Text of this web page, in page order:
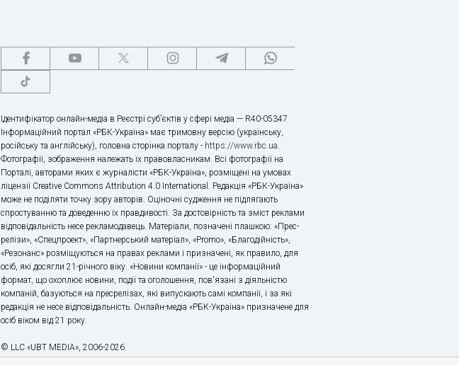
Ідентифікатор онлайн-медіа в Реєстрі суб’єктів у сфері медіа — R40-05347
Інформаційний портал «РБК-Україна» має тримовну версію (українську,
російську та англійську), головна сторінка порталу - https://www.rbc.ua.
Фотографії, зображення належать їх правовласникам. Всі фотографії на
Порталі, авторами яких є журналісти «РБК-Україна», розміщені на умовах
ліцензії Creative Commons Attribution 4.0 International. Редакція «РБК-Україна»
може не поділяти точку зору авторів. Оціночні судження не підлягають
спростуванню та доведенню їх правдивості. За достовірність та зміст реклами
відповідальність несе рекламодавець. Матеріали, позначені плашкою: «Прес-
релізи», «Спецпроект», «Партнерський матеріал», «Promo», «Благодійність»,
«Резонанс» розміщуються на правах реклами і призначені, як правило, для
осіб, які досягли 21-річного віку. «Новини компанії» - це інформаційний
формат, що охоплює новини, події та оголошення, пов'язані з діяльністю
компаній, базуються на пресрелізах, які випускають самі компанії, і за які
редакція не несе відповідальність. Онлайн-медіа «РБК-Україна» призначене для
осіб віком від 21 року.
© LLC «UBT MEDIA», 2006-2026.